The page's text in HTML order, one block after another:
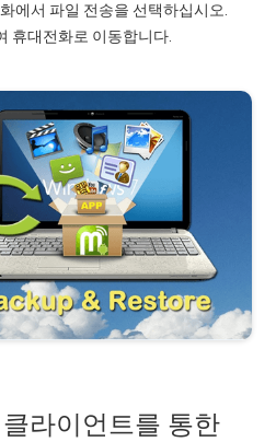
에서 파일 전송을 선택하십시오.
휴대전화로 이동합니다.
라이언트를 통한